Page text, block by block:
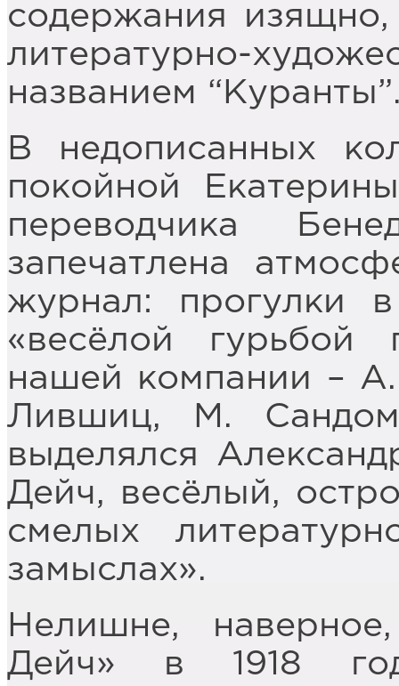
содержания
литературно-
названием
В недописанных
покойной
переводчика
запечатлена
журнал: прогулки
«весёлой гурьбой
нашей компании –
Лившиц, М.
выделялся
Дейч, весёлый,
смелых
замыслах».
Нелишне,
Дейч» в 1918